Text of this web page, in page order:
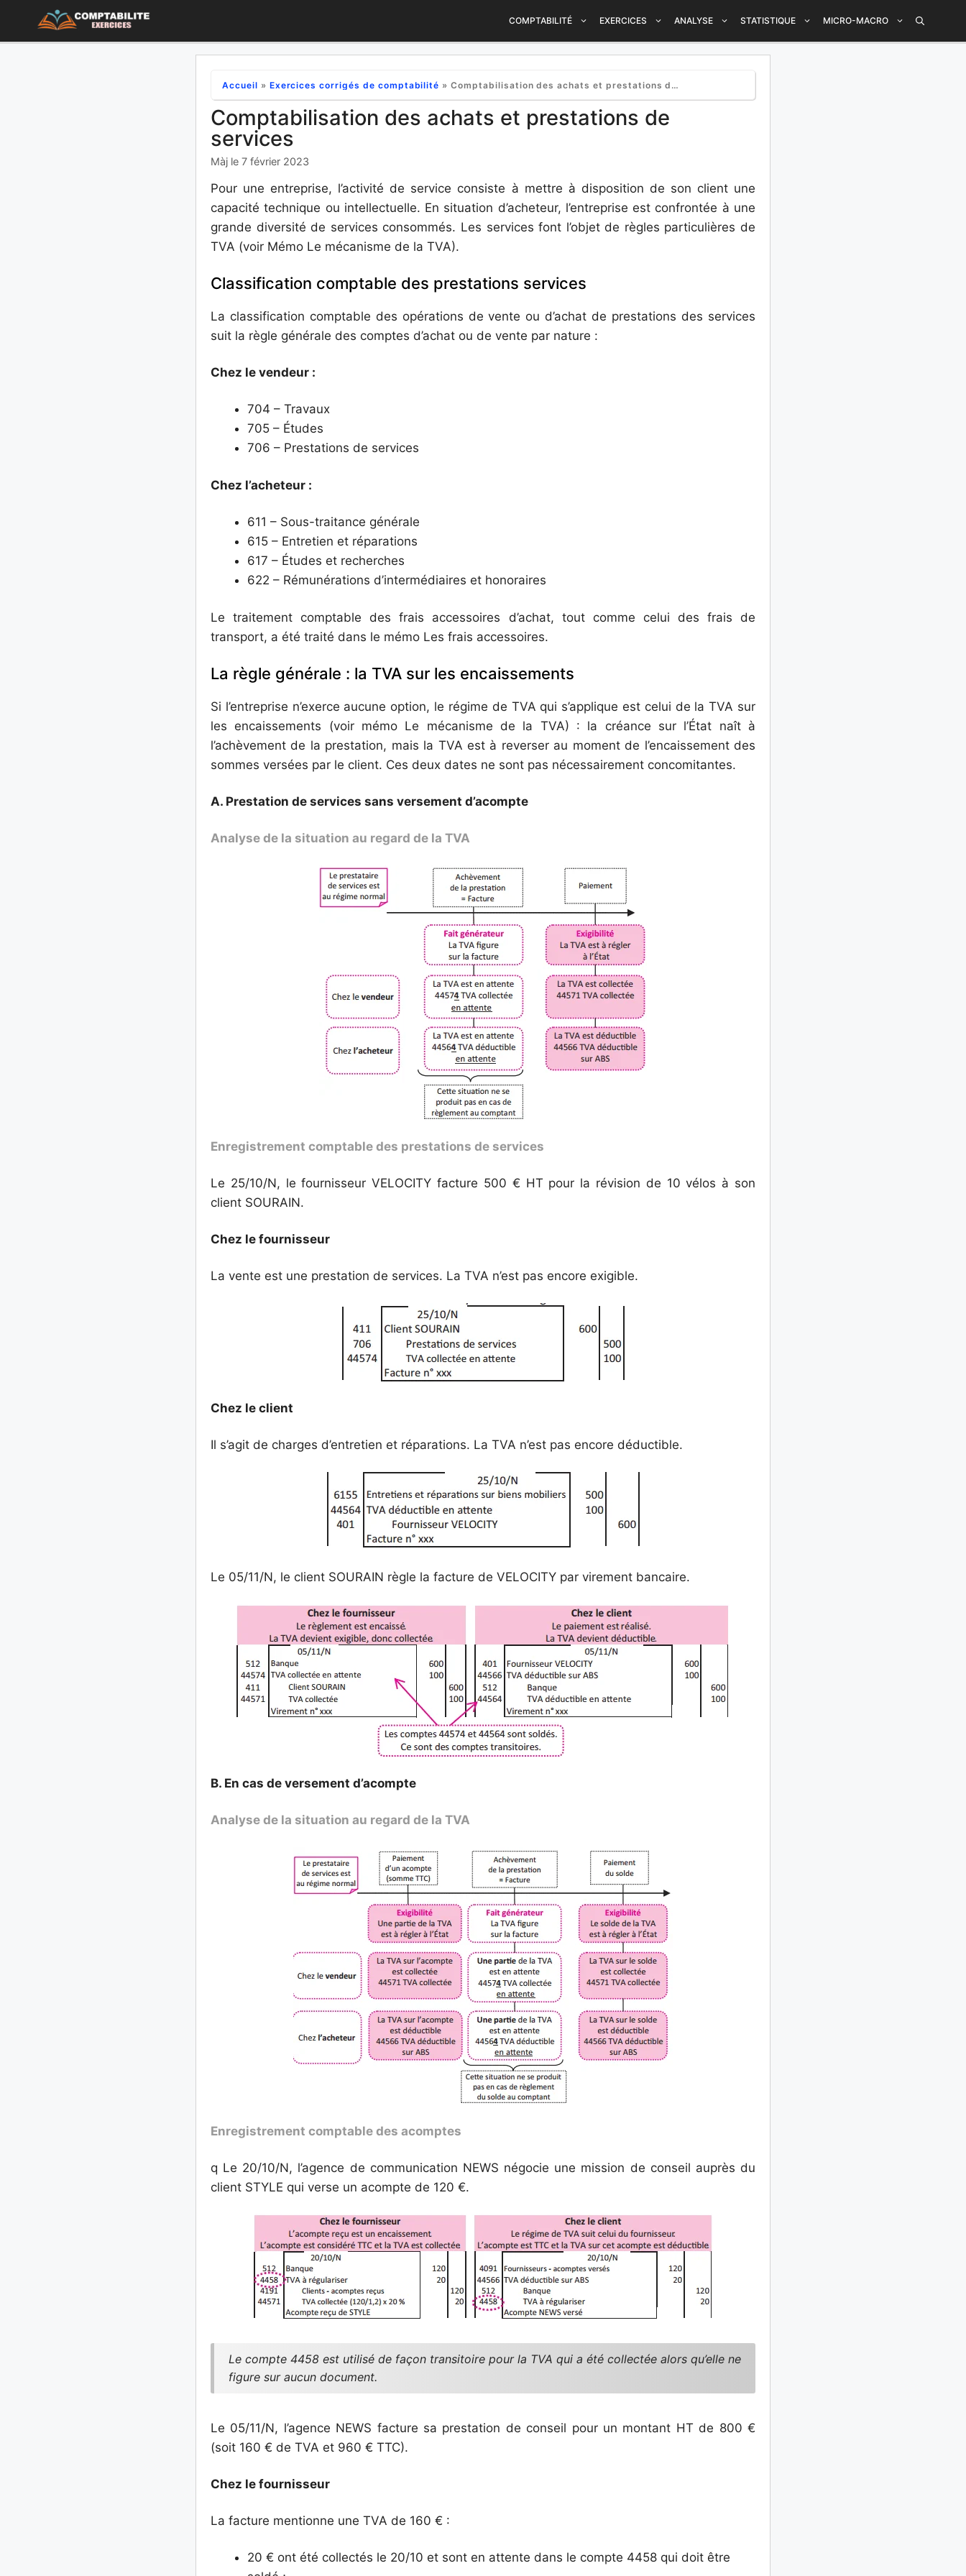
contenu
COMPTABILITÉ EXERCICES ANALYSE STATISTIQUE MICRO-MACRO
Accueil » Exercices corrigés de comptabilité »Comptabilisation des achats et prestations de services
Comptabilisation des achats et prestations de
services
Màj le 7 février 2023
Pour une entreprise, l’activité de service consiste à mettre à disposition de son client une
capacité technique ou intellectuelle. En situation d’acheteur, l’entreprise est confrontée à une
grande diversité de services consommés. Les services font l’objet de règles particulières de
TVA (voir Mémo Le mécanisme de la TVA).
Classification comptable des prestations services
La classification comptable des opérations de vente ou d’achat de prestations des services
suit la règle générale des comptes d’achat ou de vente par nature :
Chez le vendeur :
704 – Travaux
705 – Études
706 – Prestations de services
Chez l’acheteur :
611 – Sous-traitance générale
615 – Entretien et réparations
617 – Études et recherches
622 – Rémunérations d’intermédiaires et honoraires
Le traitement comptable des frais accessoires d’achat, tout comme celui des frais de
transport, a été traité dans le mémo Les frais accessoires.
La règle générale : la TVA sur les encaissements
Si l’entreprise n’exerce aucune option, le régime de TVA qui s’applique est celui de la TVA sur
les encaissements (voir mémo Le mécanisme de la TVA) : la créance sur l’État naît à
l’achèvement de la prestation, mais la TVA est à reverser au moment de l’encaissement des
sommes versées par le client. Ces deux dates ne sont pas nécessairement concomitantes.
A. Prestation de services sans versement d’acompte
Analyse de la situation au regard de la TVA
Enregistrement comptable des prestations de services
Le 25/10/N, le fournisseur VELOCITY facture 500 € HT pour la révision de 10 vélos à son
client SOURAIN.
Chez le fournisseur
La vente est une prestation de services. La TVA n’est pas encore exigible.
Chez le client
Il s’agit de charges d’entretien et réparations. La TVA n’est pas encore déductible.
Le 05/11/N, le client SOURAIN règle la facture de VELOCITY par virement bancaire.
B. En cas de versement d’acompte
Analyse de la situation au regard de la TVA
Enregistrement comptable des acomptes
q Le 20/10/N, l’agence de communication NEWS négocie une mission de conseil auprès du
client STYLE qui verse un acompte de 120 €.
Le compte 4458 est utilisé de façon transitoire pour la TVA qui a été collectée alors qu’elle ne
figure sur aucun document.
Le 05/11/N, l’agence NEWS facture sa prestation de conseil pour un montant HT de 800 €
(soit 160 € de TVA et 960 € TTC).
Chez le fournisseur
La facture mentionne une TVA de 160 € :
20 € ont été collectés le 20/10 et sont en attente dans le compte 4458 qui doit être